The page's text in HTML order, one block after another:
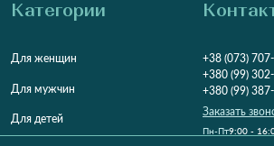
Категории
Для женщин
Для мужчин
Для детей
+38 (073)
+380 (99)
+380 (99)
Заказать
Пн-Пт9:00 -